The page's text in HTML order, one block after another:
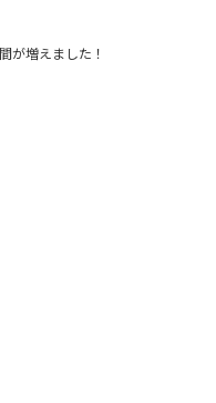
が増えました！